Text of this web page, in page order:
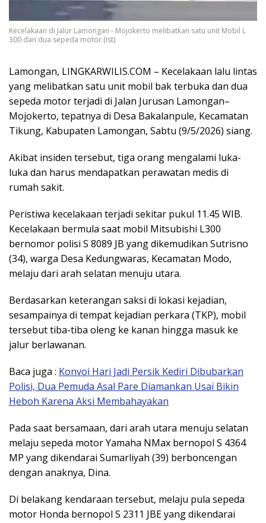
Kecelakaan di Jalur Lamongan - Mojokerto melibatkan satu unit Mobil L
300 dan dua sepeda motor.(Ist)
Lamongan, LINGKARWILIS.COM – Kecelakaan lalu lintas
yang melibatkan satu unit mobil bak terbuka dan dua
sepeda motor terjadi di Jalan Jurusan Lamongan–
Mojokerto, tepatnya di Desa Bakalanpule, Kecamatan
Tikung, Kabupaten Lamongan, Sabtu (9/5/2026) siang.
Akibat insiden tersebut, tiga orang mengalami luka-
luka dan harus mendapatkan perawatan medis di
rumah sakit.
Peristiwa kecelakaan terjadi sekitar pukul 11.45 WIB.
Kecelakaan bermula saat mobil Mitsubishi L300
bernomor polisi S 8089 JB yang dikemudikan Sutrisno
(34), warga Desa Kedungwaras, Kecamatan Modo,
melaju dari arah selatan menuju utara.
Berdasarkan keterangan saksi di lokasi kejadian,
sesampainya di tempat kejadian perkara (TKP), mobil
tersebut tiba-tiba oleng ke kanan hingga masuk ke
jalur berlawanan.
Baca juga : Konvoi Hari Jadi Persik Kediri Dibubarkan
Polisi, Dua Pemuda Asal Pare Diamankan Usai Bikin
Heboh Karena Aksi Membahayakan
Pada saat bersamaan, dari arah utara menuju selatan
melaju sepeda motor Yamaha NMax bernopol S 4364
MP yang dikendarai Sumarliyah (39) berboncengan
dengan anaknya, Dina.
Di belakang kendaraan tersebut, melaju pula sepeda
motor Honda bernopol S 2311 JBE yang dikendarai